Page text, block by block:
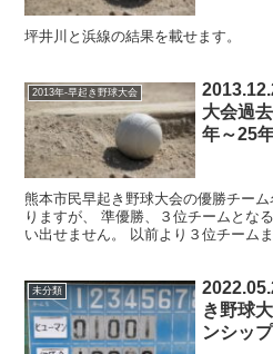
坪井川と浜線の結果を載せます。
2013年-早起き野球大会
大会過
年～25
熊本市民早起き野球大会の優勝チー
りますが、 準優勝、３位チームとな
い出せません。 以前より３位チーム
未分類
き野球
ンシッ